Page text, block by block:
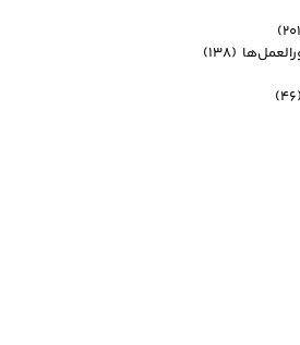
(۱۳۸)
(۴۶)